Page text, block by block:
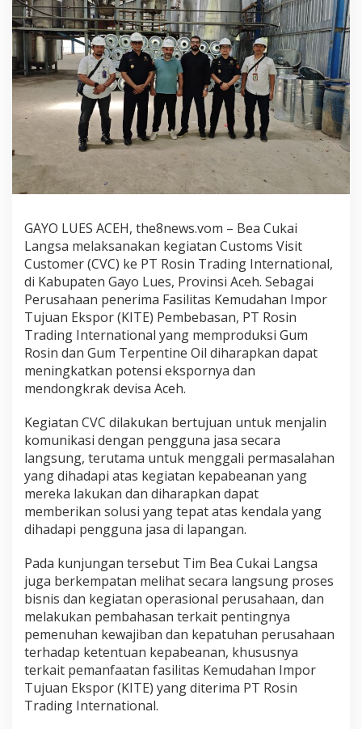
GAYO LUES ACEH, the8news.vom – Bea Cukai
Langsa melaksanakan kegiatan Customs Visit
Customer (CVC) ke PT Rosin Trading International,
di Kabupaten Gayo Lues, Provinsi Aceh. Sebagai
Perusahaan penerima Fasilitas Kemudahan Impor
Tujuan Ekspor (KITE) Pembebasan, PT Rosin
Trading International yang memproduksi Gum
Rosin dan Gum Terpentine Oil diharapkan dapat
meningkatkan potensi ekspornya dan
mendongkrak devisa Aceh.
Kegiatan CVC dilakukan bertujuan untuk menjalin
komunikasi dengan pengguna jasa secara
langsung, terutama untuk menggali permasalahan
yang dihadapi atas kegiatan kepabeanan yang
mereka lakukan dan diharapkan dapat
memberikan solusi yang tepat atas kendala yang
dihadapi pengguna jasa di lapangan.
Pada kunjungan tersebut Tim Bea Cukai Langsa
juga berkempatan melihat secara langsung proses
bisnis dan kegiatan operasional perusahaan, dan
melakukan pembahasan terkait pentingnya
pemenuhan kewajiban dan kepatuhan perusahaan
terhadap ketentuan kepabeanan, khususnya
terkait pemanfaatan fasilitas Kemudahan Impor
Tujuan Ekspor (KITE) yang diterima PT Rosin
Trading International.